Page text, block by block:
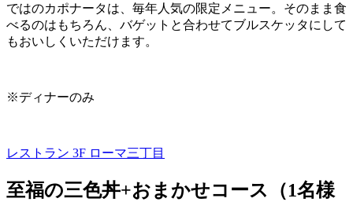
ではのカポナータは、毎年人気の限定メニュー。そのまま食
べるのはもちろん、バゲットと合わせてブルスケッタにして
もおいしくいただけます。
※ディナーのみ
レストラン 3F ローマ三丁目
至福の三色丼+おまかせコース（1名様